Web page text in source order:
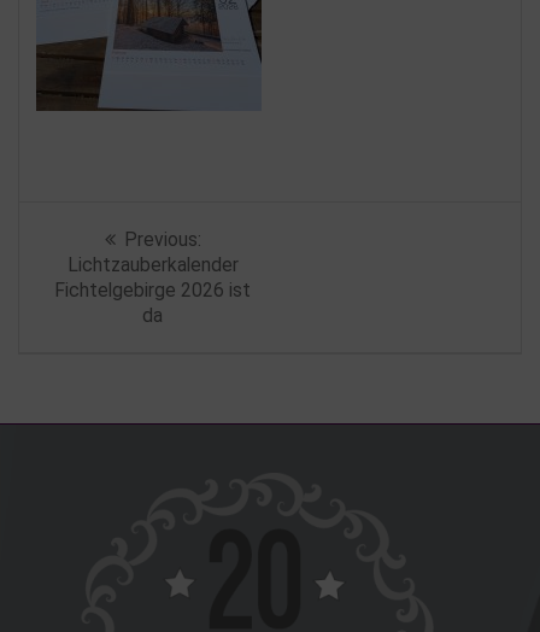
Beitragsnavigation
Previous:Previous
post:
Lichtzauberkalender
Fichtelgebirge 2026 ist
da